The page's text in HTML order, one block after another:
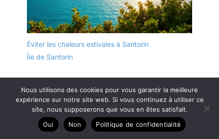
Éviter les chaleurs estivales à Santorin
Île de Santorin
Avr
15
2025
Nous utilisons des cookies pour vous garantir la meilleure
expérience sur notre site web. Si vous continuez à utiliser ce
site, nous supposerons que vous en êtes satisfait.
Oui
Non Politique de confidentialité